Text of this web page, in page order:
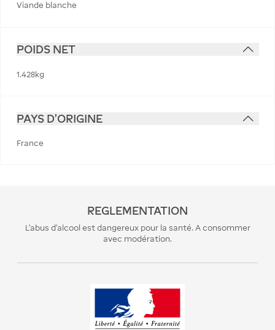
Viande blanche
POIDS NET
1.428kg
PAYS D'ORIGINE
France
REGLEMENTATION
L’abus d’alcool est dangereux pour la santé. A consommer
avec modération.